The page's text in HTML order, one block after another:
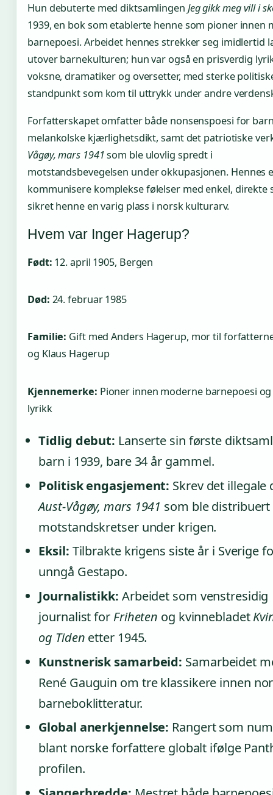
Hun debuterte med diktsamlingen Jeg gikk meg vill i
1939, en bok som etablerte henne som pioner innen
barnepoesi. Arbeidet hennes strekker seg imidlertid
utover barnekulturen; hun var også en prisverdig
voksne, dramatiker og oversetter, med sterke
standpunkt som kom til uttrykk under andre
Forfatterskapet omfatter både nonsenspoesi for
melankolske kjærlighetsdikt, samt det patriotiske
Vågøy, mars 1941som ble ulovlig spredt i
motstandsbevegelsen under okkupasjonen. Hennes
kommunisere komplekse følelser med enkel, direkte
sikret henne en varig plass i norsk kulturarv.
Hvem var Inger Hagerup?
Født: 12. april 1905, Bergen
Død: 24. februar 1985
Familie: Gift med Anders Hagerup, mor til
og Klaus Hagerup
Kjennemerke: Pioner innen moderne barnepoesi
lyrikk
Tidlig debut: Lanserte sin første
barn i 1939, bare 34 år gammel.
Politisk engasjement: Skrev det illegale
Aust-Vågøy, mars 1941 som ble distribuert
motstandskretser under krigen.
Eksil: Tilbrakte krigens siste år i Sverige
unngå Gestapo.
Journalistikk: Arbeidet som venstresidig
journalist for Friheten og kvinnebladet
og Tiden etter 1945.
Kunstnerisk samarbeid: Samarbeidet
René Gauguin om tre klassikere innen
barneboklitteratur.
Global anerkjennelse: Rangert som
blant norske forfattere globalt ifølge
profilen.